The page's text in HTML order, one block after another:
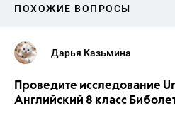
ПОХОЖИЕ ВОПРОСЫ
Дарья Казьмина
Проведите исследование
Английский 8 класс